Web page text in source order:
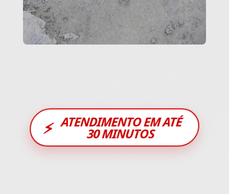
⚡ ATENDIMENTO EM ATÉ
30 MINUTOS